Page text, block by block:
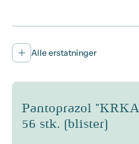
Alle erstatninger
Pantoprazol "KRKA" 40 mg /
56 stk. (blister)